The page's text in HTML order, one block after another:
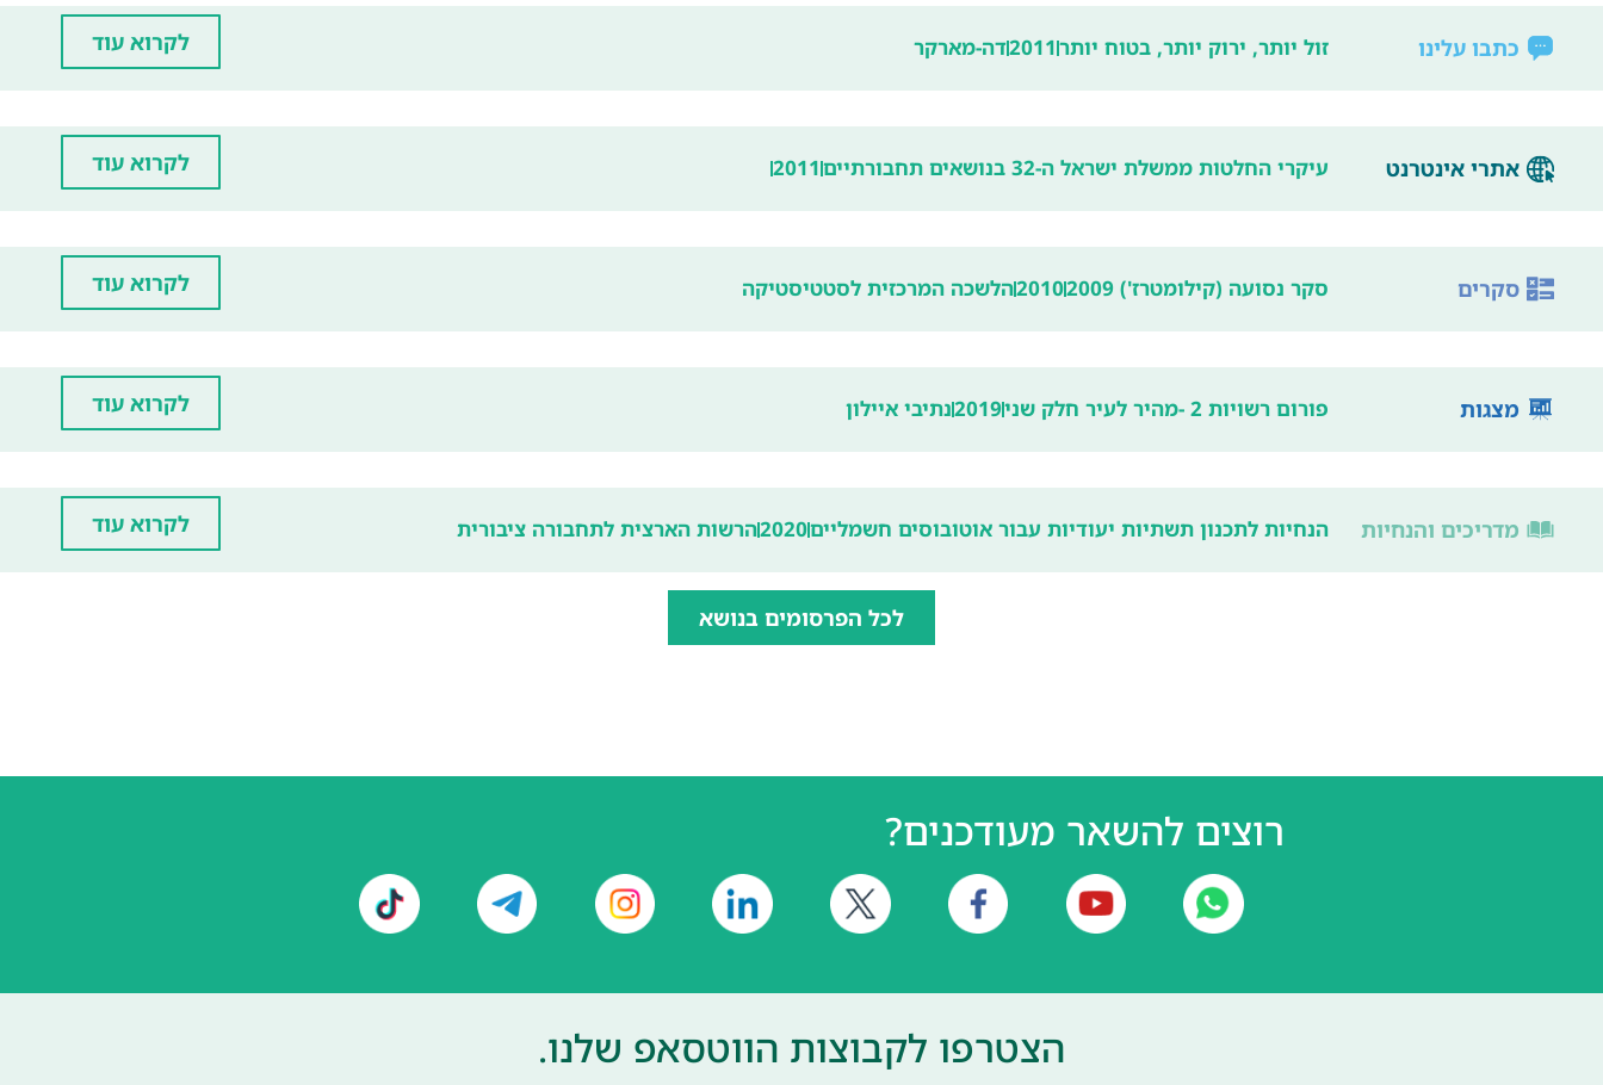
כתבו עלינו זול יותר, ירוק יותר, בטוח יותר2011דה-מארקר לקרוא עוד
אתרי אינטרנט עיקרי החלטות ממשלת ישראל ה-32 בנושאים תחבורתיים 2011 לקרוא עוד
סקרים סקר נסועה (קילומטרז') 2009 2010הלשכה המרכזית לסטטיסטיקה לקרוא עוד
מצגות פורום רשויות 2 -מהיר לעיר חלק שני 2019נתיבי איילון לקרוא עוד
מדריכים והנחיות הנחיות לתכנון תשתיות יעודיות עבור אוטובוסים חשמליים2020הרשות הארצית לתחבורה ציבורית לקרוא עוד
לכל הפרסומים בנושא
רוצים להשאר מעודכנים?
הצטרפו לקבוצות הווטסאפ שלנו.